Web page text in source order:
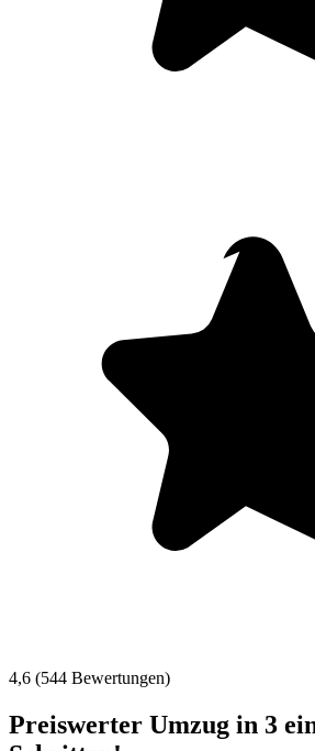
4,6 (544 Bewertungen)
Preiswerter Umzug in 3